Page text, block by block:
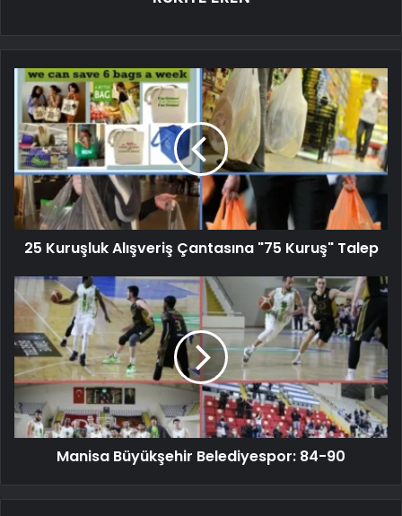
25 Kuruşluk Alışveriş Çantasına "75 Kuruş" Talep
Manisa Büyükşehir Belediyespor: 84-90